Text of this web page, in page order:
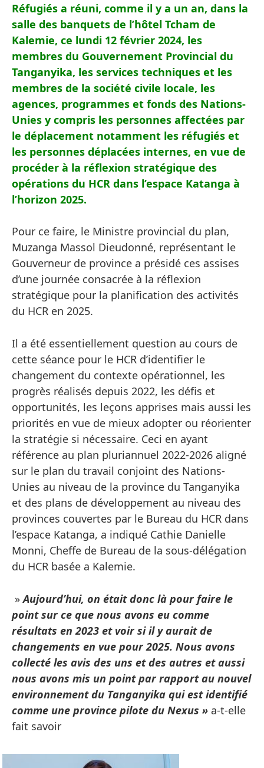
Réfugiés a réuni, comme il y a un an, dans la
salle des banquets de l’hôtel Tcham de
Kalemie, ce lundi 12 février 2024, les
membres du Gouvernement Provincial du
Tanganyika, les services techniques et les
membres de la société civile locale, les
agences, programmes et fonds des Nations-
Unies y compris les personnes affectées par
le déplacement notamment les réfugiés et
les personnes déplacées internes, en vue de
procéder à la réflexion stratégique des
opérations du HCR dans l’espace Katanga à
l’horizon 2025.
Pour ce faire, le Ministre provincial du plan,
Muzanga Massol Dieudonné, représentant le
Gouverneur de province a présidé ces assises
d’une journée consacrée à la réflexion
stratégique pour la planification des activités
du HCR en 2025.
Il a été essentiellement question au cours de
cette séance pour le HCR d’identifier le
changement du contexte opérationnel, les
progrès réalisés depuis 2022, les défis et
opportunités, les leçons apprises mais aussi les
priorités en vue de mieux adopter ou réorienter
la stratégie si nécessaire. Ceci en ayant
référence au plan pluriannuel 2022-2026 aligné
sur le plan du travail conjoint des Nations-
Unies au niveau de la province du Tanganyika
et des plans de développement au niveau des
provinces couvertes par le Bureau du HCR dans
l’espace Katanga, a indiqué Cathie Danielle
Monni, Cheffe de Bureau de la sous-délégation
du HCR basée a Kalemie.
»Aujourd’hui, on était donc là pour faire le
point sur ce que nous avons eu comme
résultats en 2023 et voir si il y aurait de
changements en vue pour 2025. Nous avons
collecté les avis des uns et des autres et aussi
nous avons mis un point par rapport au nouvel
environnement du Tanganyika qui est identifié
comme une province pilote du Nexus » a-t-elle
fait savoir